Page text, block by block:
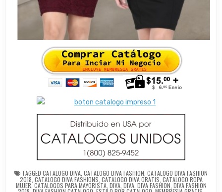
TAGGED CATALOGO DIVA CATALOGO DIVA FASHION CATALOGO DIVA FASHION
2018 CATALOGO DIVA FASHIONS CATALOGO DIVA GRATIS CATALOGO ROPA
MUJER,CATALOGOS PARA MAYORISTA, DIVA, DIVA, DIVA FASHION DIVA FASHION